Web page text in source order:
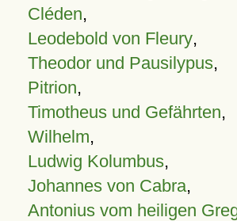
Cléden,
Leodebold von Fleury,
Theodor und Pausilypus,
Pitrion,
Timotheus und Gefährten,
Wilhelm,
Ludwig Kolumbus,
Johannes von Cabra,
Antonius vom heiligen